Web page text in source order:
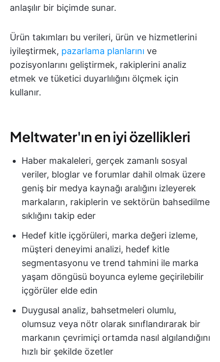
anlaşılır bir biçimde sunar.
Ürün takımları bu verileri, ürün ve hizmetlerini
iyileştirmek, pazarlama planlarını ve
pozisyonlarını geliştirmek, rakiplerini analiz
etmek ve tüketici duyarlılığını ölçmek için
kullanır.
Meltwater'ın en iyi özellikleri
Haber makaleleri, gerçek zamanlı sosyal
veriler, bloglar ve forumlar dahil olmak üzere
geniş bir medya kaynağı aralığını izleyerek
markaların, rakiplerin ve sektörün bahsedilme
sıklığını takip eder
Hedef kitle içgörüleri, marka değeri izleme,
müşteri deneyimi analizi, hedef kitle
segmentasyonu ve trend tahmini ile marka
yaşam döngüsü boyunca eyleme geçirilebilir
içgörüler elde edin
Duygusal analiz, bahsetmeleri olumlu,
olumsuz veya nötr olarak sınıflandırarak bir
markanın çevrimiçi ortamda nasıl algılandığını
hızlı bir şekilde özetler